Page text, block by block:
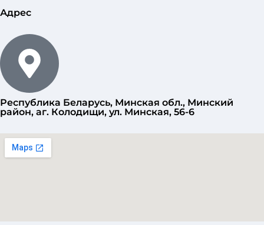
Адрес
Республика Беларусь, Минская обл., Минский
район, аг. Колодищи, ул. Минская, 56-6